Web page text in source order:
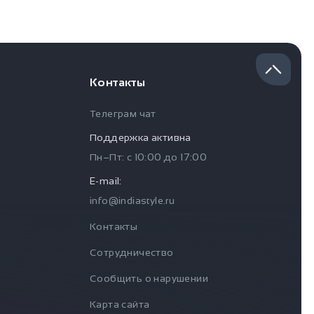
Контакты
Телеграм чат
Поддержка активна
Пн–Пт: с 10:00 до 17:00
E-mail:
info@indiastyle.ru
Контакты
Сотрудничество
Сообщить о нарушении
Карта сайта